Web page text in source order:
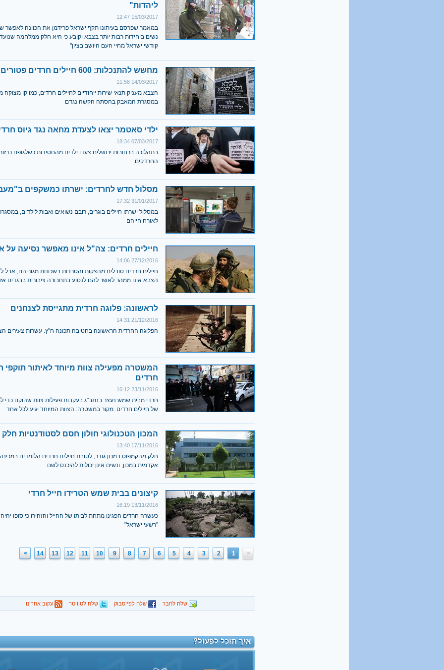
ליהדות"
15/03/2017 12:47
במאמר שפרסם בעיתונו תקף ישראל פרידמן את הכוונה לאפשר
נשים ביחידות רבות יותר בצבא וקובע כי היא חלק ממלחמה
קודשי ישראל מחיי העם היושב בציון"
מחשש להתנכלות: 600 חיילים חרדים פטורים ממדים
14/03/2017 11:58
הצבא מעניק תנאי שירות ייחודיים לחיילים חרדים, כמו קו מצוקה
במסגרת המאבק בהסתה הקשה נגדם
ילדי סאטמר יצאו לצעדת מחאה נגד גיוס
07/03/2017 18:34
בתהלוכה ברחובות ירושלים צעדו ילדים מהחסידות כשלגופם
החרדקים
מסלול חדש לחרדים: ישרתו כמשקפים
31/01/2017 17:32
במסלול ישרתו חיילים בוגרים, רובם נשואים ואבות לילדים,
לאורח חייהם
חיילים חרדים: צה"ל אינו מאפשר נסיעה על
27/12/2016 14:06
חיילים חרדים סובלים מהצקות והטרדות בשכונות מגוריהם, אבל
הצבא אינו ממהר לאשר להם לנסוע בתחבורה ציבורית בבגדים
לראשונה: פלוגה חרדית מתגייסת לצנחנים
21/12/2016 14:31
הפלוגה החרדית הראשונה בחטיבה תכונה ח"ץ. עשרות צעירים
המשטרה מפעילה צוות מיוחד לאיתור תוקפי
חרדים
23/11/2016 16:12
חרדי מבית שמש נעצר בנתב"ג בעקבות פעילות צוות שהוקם כדי
של חיילים חרדים. מקור במשטרה: הצוות המיוחד יגיע לכל אחד
המכון הטכנולוגי חולון חסם לסטודנטיות
17/11/2016 13:40
חלק מהקמפוס במכון גודר, לטובת חיילים חרדים הלומדים
אקדמית במכון, ונשים אינן יכולות להיכנס לשם
קיצונים בבית שמש הטרידו חייל חרדי
13/11/2016 16:19
כעשרה חרדים הפגינו מתחת לביתו של החייל והזהירו כי סופו
"רשעי ישראל"
<
1
2
3
4
5
6
7
8
9
10
11
12
13
14
>
שלח לחבר שלח לפייסבוק שלח לטוויטר עקוב אחרינו
איך תוכל לפעול?